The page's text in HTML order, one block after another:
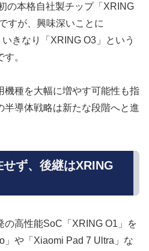
の本格自社製チップ「XRING
すが、興味深いことに
きなり「XRING O3」という
。
機種を大幅に増やす可能性も指
半導体戦略は新たな段階へと進
ず、後継はXRING
の高性能SoC「XRING O1」を
」や「Xiaomi Pad 7 Ultra」な